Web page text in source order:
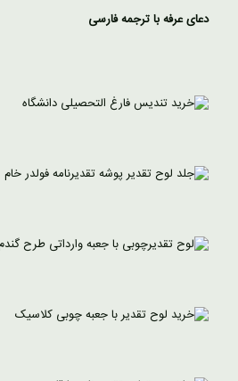
دعای عرفه با ترجمه فارسی